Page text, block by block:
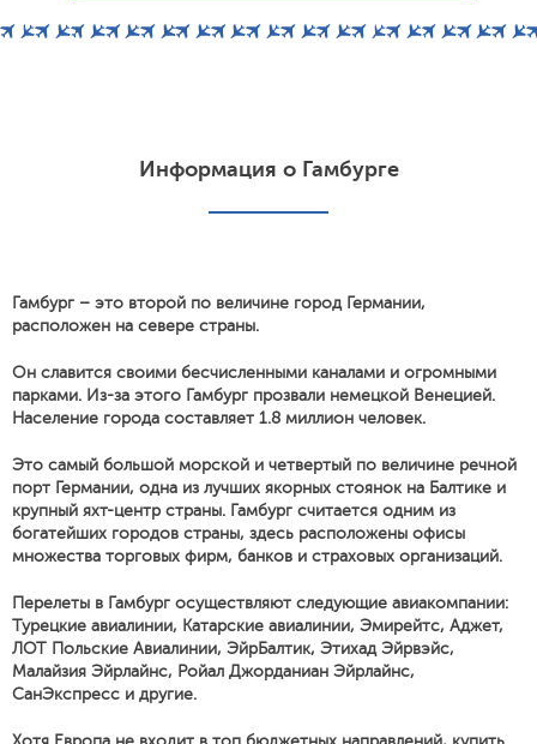
Информация о Гамбурге
Гамбург – это второй по величине город Германии,
расположен на севере страны.
Он славится своими бесчисленными каналами и огромными
парками. Из-за этого Гамбург прозвали немецкой Венецией.
Население города составляет 1.8 миллион человек.
Это самый большой морской и четвертый по величине речной
порт Германии, одна из лучших якорных стоянок на Балтике и
крупный яхт-центр страны. Гамбург считается одним из
богатейших городов страны, здесь расположены офисы
множества торговых фирм, банков и страховых организаций.
Перелеты в Гамбург осуществляют следующие авиакомпании:
Турецкие авиалинии, Катарские авиалинии, Эмирейтс, Аджет,
ЛОТ Польские Авиалинии, ЭйрБалтик, Этихад Эйрвэйс,
Малайзия Эйрлайнс, Ройал Джорданиан Эйрлайнс,
СанЭкспресс и другие.